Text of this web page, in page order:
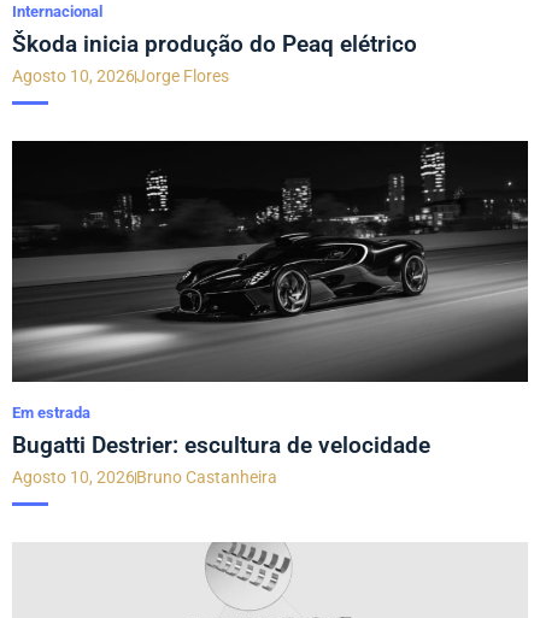
Internacional
Škoda inicia produção do Peaq elétrico
Agosto 10, 2026Jorge Flores
Em estrada
Bugatti Destrier: escultura de velocidade
Agosto 10, 2026Bruno Castanheira